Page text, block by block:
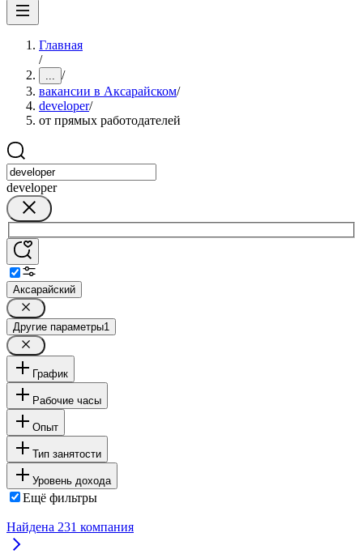
Главная
/
... /
вакансии в Аксарайском/
developer/
от прямых работодателей
developer
Аксарайский
Другие параметры1
График
Рабочие часы
Опыт
Тип занятости
Уровень дохода
Ещё фильтры
Найдена 231 компания